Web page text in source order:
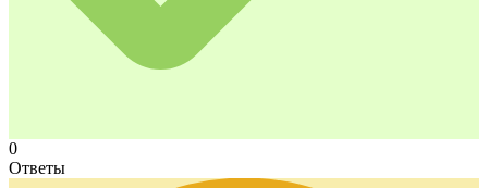
0
Ответы